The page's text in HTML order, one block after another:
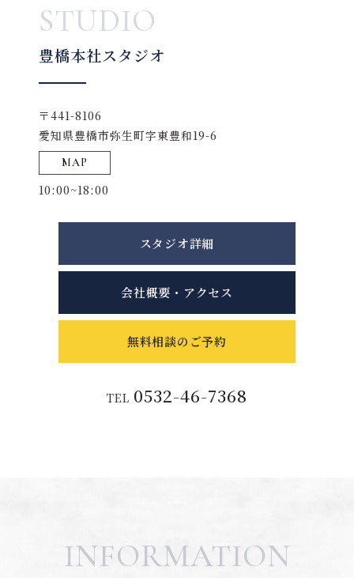
STUDIO
豊橋本社スタジオ
〒441-8106
愛知県豊橋市弥生町字東豊和19-6
MAP
10:00~18:00
スタジオ詳細
会社概要・アクセス
無料相談のご予約
TEL 0532-46-7368
INFORMATION